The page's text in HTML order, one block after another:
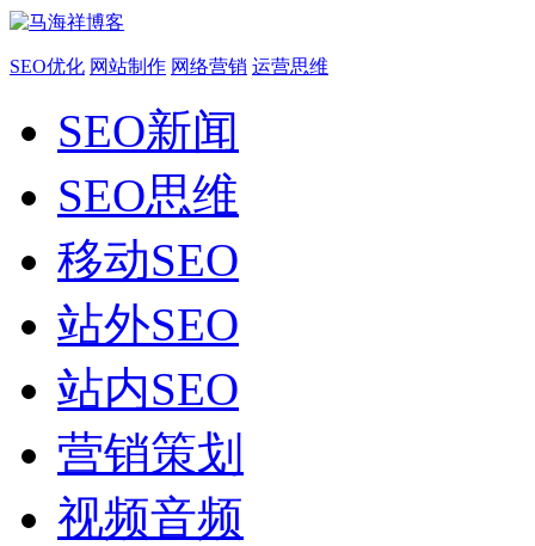
SEO优化 网站制作 网络营销 运营思维
SEO新闻
SEO思维
移动SEO
站外SEO
站内SEO
营销策划
视频音频